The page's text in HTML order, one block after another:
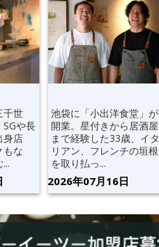
千世
や長
身店
もな
池袋に「小出洋食堂」が
開業。星付きから居酒屋
まで経験した33歳、イタ
リアン、フレンチの垣根
を取り払っ...
2026年07月16日